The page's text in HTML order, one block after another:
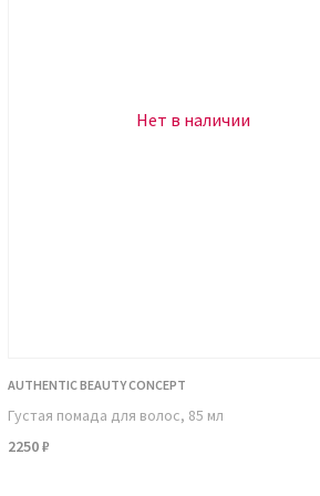
Нет в наличии
AUTHENTIC BEAUTY CONCEPT
Густая помада для волос, 85 мл
2250 ₽